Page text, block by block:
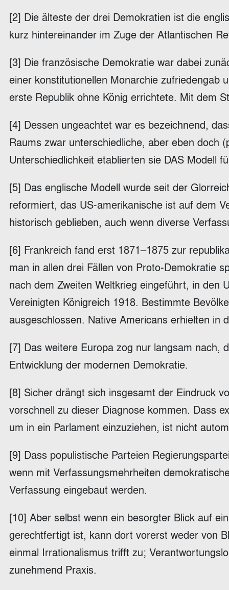
[2] Die älteste der drei Demokratien ist die
kurz hintereinander im Zuge der Atlantischen
[3] Die französische Demokratie war dabei
einer konstitutionellen Monarchie zufriedengab
erste Republik ohne König errichtete. Mit dem
[4] Dessen ungeachtet war es bezeichnend,
Raums zwar unterschiedliche, aber eben doch
Unterschiedlichkeit etablierten sie DAS Modell
[5] Das englische Modell wurde seit der
reformiert, das US-amerikanische ist auf dem
historisch geblieben, auch wenn diverse
[6] Frankreich fand erst 1871–1875 zur
man in allen drei Fällen von Proto-Demokratie
nach dem Zweiten Weltkrieg eingeführt, in den
Vereinigten Königreich 1918. Bestimmte
ausgeschlossen. Native Americans erhielten
[7] Das weitere Europa zog nur langsam nach,
Entwicklung der modernen Demokratie.
[8] Sicher drängt sich insgesamt der Eindruck
vorschnell zu dieser Diagnose kommen. Dass
um in ein Parlament einzuziehen, ist nicht
[9] Dass populistische Parteien
wenn mit Verfassungsmehrheiten
Verfassung eingebaut werden.
[10] Aber selbst wenn ein besorgter Blick auf
gerechtfertigt ist, kann dort vorerst weder von
einmal Irrationalismus trifft zu;
zunehmend Praxis.